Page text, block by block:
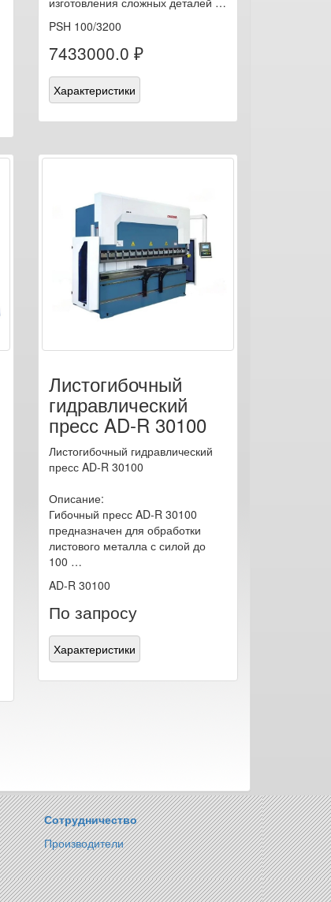
PSH 100/3200
7433000.0 ₽
Характеристики
Листогибочный
гидравлический
пресс AD-R 30100
Листогибочный гидравлический
пресс AD-R 30100
Описание:
Гибочный пресс AD-R 30100
предназначен для обработки
листового металла с силой до
100 …
AD-R 30100
По запросу
Характеристики
Сотрудничество
Производители